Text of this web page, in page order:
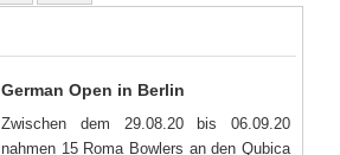
German Open in Berlin
Zwischen dem 29.08.20 bis 06.09.20
nahmen 15 Roma Bowlers an den Qubica